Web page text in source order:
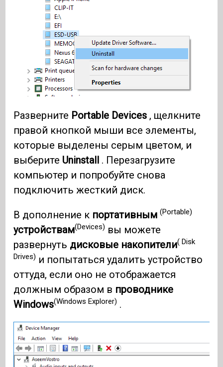
Разверните Portable Devices , щелкните
правой кнопкой мыши все элементы,
которые выделены серым цветом, и
выберите Uninstall . Перезагрузите
компьютер и попробуйте снова
подключить жесткий диск.
В дополнение к портативным(Portable)
устройствам(Devices) вы можете
развернуть дисковые накопители( Disk
Drives) и попытаться удалить устройство
оттуда, если оно не отображается
должным образом в проводнике
Windows(Windows Explorer) .